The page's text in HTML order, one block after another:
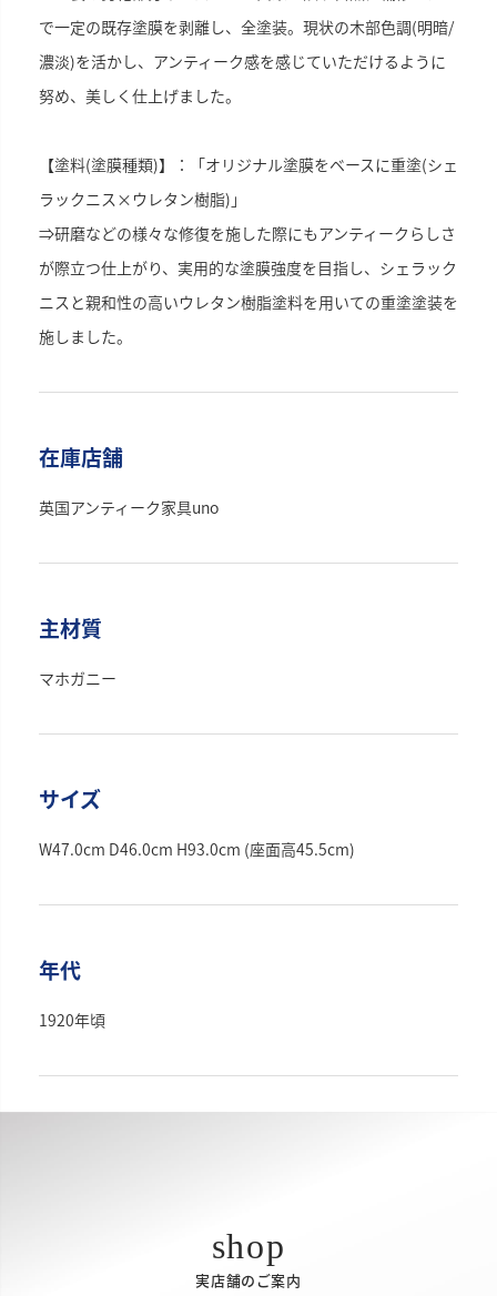
で一定の既存塗膜を剥離し、全塗装。現状の木部色調(明暗/
濃淡)を活かし、アンティーク感を感じていただけるように
努め、美しく仕上げました。
【塗料(塗膜種類)】：「オリジナル塗膜をベースに重塗(シェ
ラックニス×ウレタン樹脂)」
⇒研磨などの様々な修復を施した際にもアンティークらしさ
が際立つ仕上がり、実用的な塗膜強度を目指し、シェラック
ニスと親和性の高いウレタン樹脂塗料を用いての重塗塗装を
施しました。
在庫店舗
英国アンティーク家具uno
主材質
マホガニー
サイズ
W47.0cm D46.0cm H93.0cm (座面高45.5cm)
年代
1920年頃
実店舗のご案内